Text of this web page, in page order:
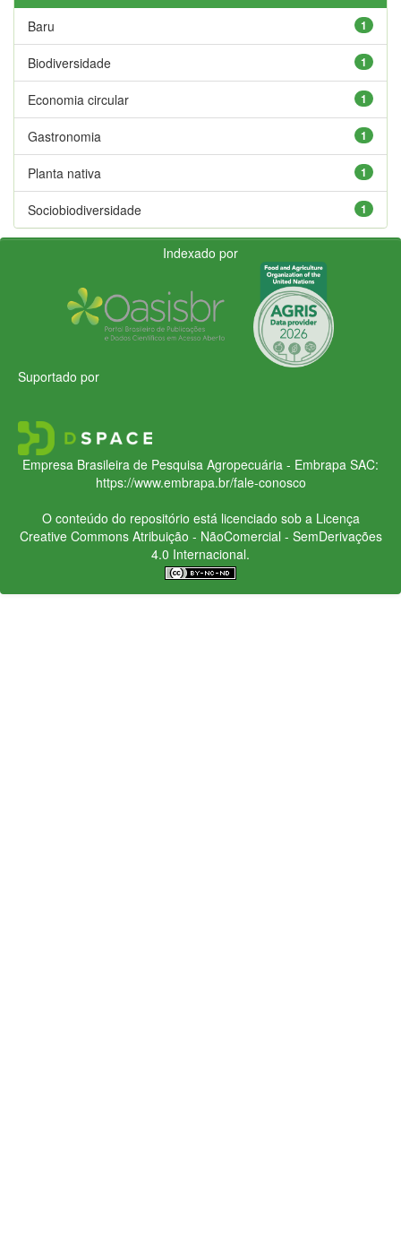
1
Baru
1
Biodiversidade
1
Economia circular
1
Gastronomia
1
Planta nativa
1
Sociobiodiversidade
Indexado por
Suportado por
Empresa Brasileira de Pesquisa Agropecuária - Embrapa SAC:
https://www.embrapa.br/fale-conosco
O conteúdo do repositório está licenciado sob a Licença
Creative CommonsAtribuição - NãoComercial - SemDerivações
4.0 Internacional.